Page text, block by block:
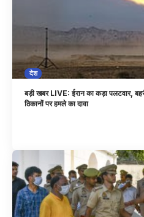
देश
बड़ी खबर LIVE: ईरान का कड़ा पलटवार,
ठिकानों पर हमले का दावा